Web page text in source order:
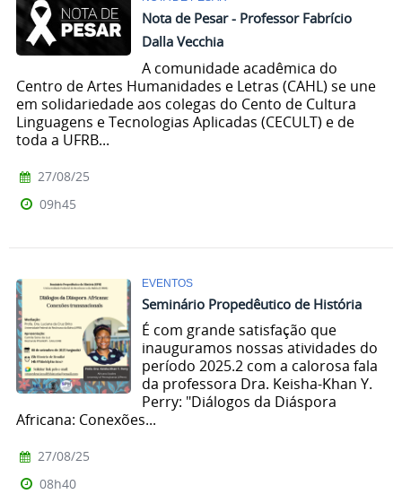
Nota de Pesar - Professor Fabrício
Dalla Vecchia
A comunidade acadêmica do
Centro de Artes Humanidades e Letras (CAHL) se une
em solidariedade aos colegas do Cento de Cultura
Linguagens e Tecnologias Aplicadas (CECULT) e de
toda a UFRB...
27/08/25
09h45
EVENTOS
Seminário Propedêutico de História
É com grande satisfação que
inauguramos nossas atividades do
período 2025.2 com a calorosa fala
da professora Dra. Keisha-Khan Y.
Perry: "Diálogos da Diáspora
Africana: Conexões...
27/08/25
08h40